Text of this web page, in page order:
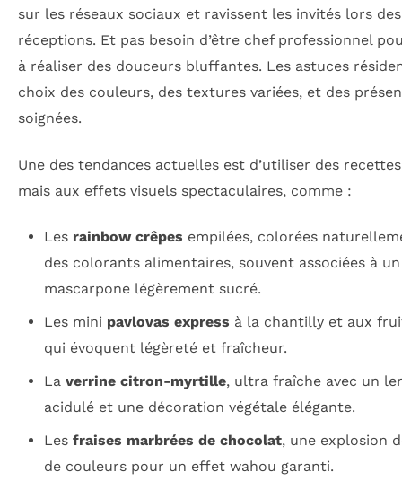
sur les réseaux sociaux et ravissent les invités lors des
réceptions. Et pas besoin d’être chef professionnel
à réaliser des douceurs bluffantes. Les astuces
choix des couleurs, des textures variées, et des
soignées.
Une des tendances actuelles est d’utiliser des
mais aux effets visuels spectaculaires, comme :
Les rainbow crêpes empilées, colorées
des colorants alimentaires, souvent associées à un
mascarpone légèrement sucré.
Les mini pavlovas express à la chantilly et aux
qui évoquent légèreté et fraîcheur.
La verrine citron-myrtille, ultra fraîche avec un
acidulé et une décoration végétale élégante.
Les fraises marbrées de chocolat, une explosion
de couleurs pour un effet wahou garanti.